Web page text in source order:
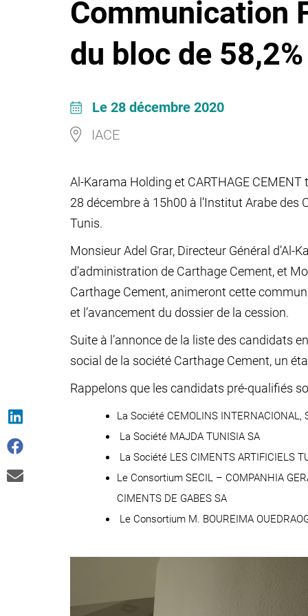
Communication
du bloc de
Le 28 décembre 2020
IACE
Al-Karama Holding et CARTHAGE
28 décembre à 15h00 à l’Institut Arabe des
Tunis.
Monsieur Adel Grar, Directeur Général d’Al-
d’administration de Carthage Cement, et
Carthage Cement, animeront cette
et l’avancement du dossier de la cession.
Suite à l’annonce de la liste des candidats
social de la société Carthage Cement, un
Rappelons que les candidats pré-qualifiés
La Société CEMOLINS INTERNACIONAL,
La Société MAJDA TUNISIA SA
La Société LES CIMENTS ARTIFICIELS
Le Consortium SECIL – COMPANHIA
CIMENTS DE GABES SA
Le Consortium M. BOUREIMA